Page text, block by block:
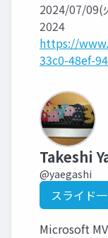
2024/07/09(
2024
https://
33c0-48ef-
Takeshi
@yaegashi
スライド
Microsoft